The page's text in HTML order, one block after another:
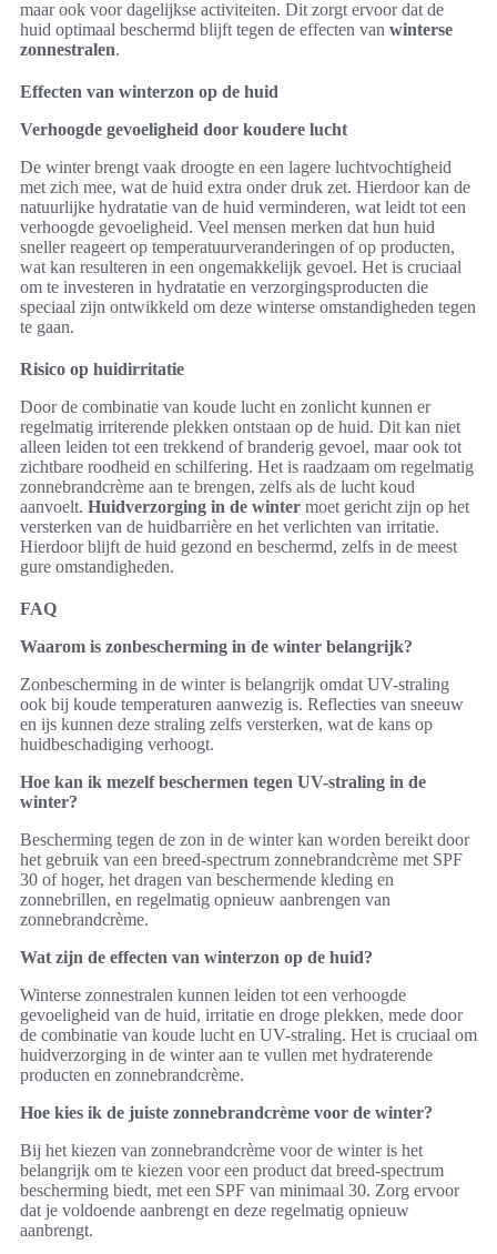
maar ook voor dagelijkse activiteiten. Dit zorgt ervoor dat de
huid optimaal beschermd blijft tegen de effecten van winterse
zonnestralen.
Effecten van winterzon op de huid
Verhoogde gevoeligheid door koudere lucht
De winter brengt vaak droogte en een lagere luchtvochtigheid
met zich mee, wat de huid extra onder druk zet. Hierdoor kan de
natuurlijke hydratatie van de huid verminderen, wat leidt tot een
verhoogde gevoeligheid. Veel mensen merken dat hun huid
sneller reageert op temperatuurveranderingen of op producten,
wat kan resulteren in een ongemakkelijk gevoel. Het is cruciaal
om te investeren in hydratatie en verzorgingsproducten die
speciaal zijn ontwikkeld om deze winterse omstandigheden tegen
te gaan.
Risico op huidirritatie
Door de combinatie van koude lucht en zonlicht kunnen er
regelmatig irriterende plekken ontstaan op de huid. Dit kan niet
alleen leiden tot een trekkend of branderig gevoel, maar ook tot
zichtbare roodheid en schilfering. Het is raadzaam om regelmatig
zonnebrandcrème aan te brengen, zelfs als de lucht koud
aanvoelt. Huidverzorging in de winter moet gericht zijn op het
versterken van de huidbarrière en het verlichten van irritatie.
Hierdoor blijft de huid gezond en beschermd, zelfs in de meest
gure omstandigheden.
FAQ
Waarom is zonbescherming in de winter belangrijk?
Zonbescherming in de winter is belangrijk omdat UV-straling
ook bij koude temperaturen aanwezig is. Reflecties van sneeuw
en ijs kunnen deze straling zelfs versterken, wat de kans op
huidbeschadiging verhoogt.
Hoe kan ik mezelf beschermen tegen UV-straling in de
winter?
Bescherming tegen de zon in de winter kan worden bereikt door
het gebruik van een breed-spectrum zonnebrandcrème met SPF
30 of hoger, het dragen van beschermende kleding en
zonnebrillen, en regelmatig opnieuw aanbrengen van
zonnebrandcrème.
Wat zijn de effecten van winterzon op de huid?
Winterse zonnestralen kunnen leiden tot een verhoogde
gevoeligheid van de huid, irritatie en droge plekken, mede door
de combinatie van koude lucht en UV-straling. Het is cruciaal om
huidverzorging in de winter aan te vullen met hydraterende
producten en zonnebrandcrème.
Hoe kies ik de juiste zonnebrandcrème voor de winter?
Bij het kiezen van zonnebrandcrème voor de winter is het
belangrijk om te kiezen voor een product dat breed-spectrum
bescherming biedt, met een SPF van minimaal 30. Zorg ervoor
dat je voldoende aanbrengt en deze regelmatig opnieuw
aanbrengt.